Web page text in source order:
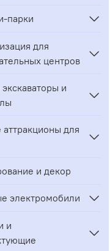
парки
для
центров
и
для
и декор
электромобили
и